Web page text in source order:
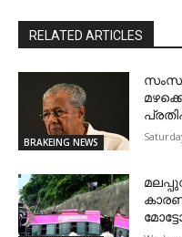
RELATED ARTICLES
BRAKEING NEWS